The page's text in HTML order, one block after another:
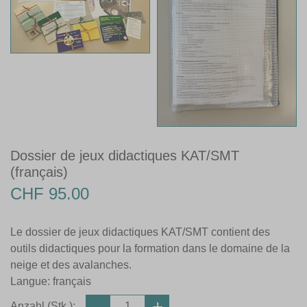
Dossier de jeux didactiques KAT/SMT
(français)
CHF 95.00
Le dossier de jeux didactiques KAT/SMT contient des
outils didactiques pour la formation dans le domaine de la
neige et des avalanches.
Langue: français